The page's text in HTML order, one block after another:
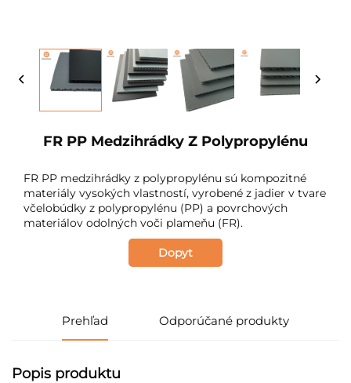
FR PP Medzihrádky Z Polypropylénu
FR PP medzihrádky z polypropylénu sú kompozitné
materiály vysokých vlastností, vyrobené z jadier v tvare
včelobúdky z polypropylénu (PP) a povrchových
materiálov odolných voči plameňu (FR).
Dopyt
Prehľad Odporúčané produkty
Popis produktu